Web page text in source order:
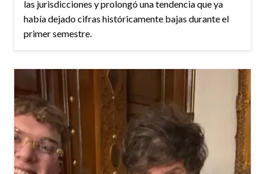
las jurisdicciones y prolongó una tendencia que ya
había dejado cifras históricamente bajas durante el
primer semestre.